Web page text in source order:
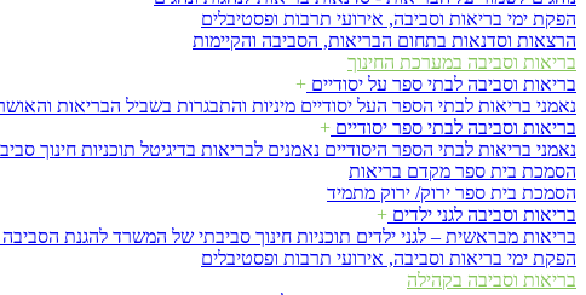
הפקת ימי בריאות וסביבה, אירועי תרבות ופסטיבלים
הרצאות וסדנאות בתחום הבריאות, הסביבה והקיימות
בריאות וסביבה במערכת החינוך
בריאות וסביבה לבתי ספר על יסודיים +
נאמני בריאות לבתי הספר העל יסודיים מיניות והתבגרות בשביל הבריאות
בריאות וסביבה לבתי ספר יסודיים +
נאמני בריאות לבתי הספר היסודיים נאמנים לבריאות בדיגיטל תוכניות חינוך
הסמכת בית ספר מקדם בריאות
הסמכת בית ספר ירוק/ ירוק מתמיד
בריאות וסביבה לגני ילדים +
בריאות מבראשית – לגני ילדים תוכניות חינוך סביבתי של המשרד להגנת הסביבה
הפקת ימי בריאות וסביבה, אירועי תרבות ופסטיבלים
בריאות וסביבה בקהילה